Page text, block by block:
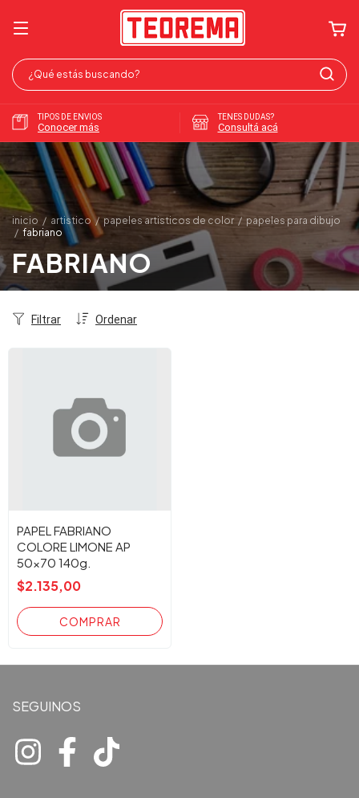
TIPOS DE ENVIOS
Conocer más
TENES DUDAS?
Consultá acá
inicio / artistico / papeles artisticos de color / papeles para dibujo
/ fabriano
FABRIANO
Ordenar
Filtrar
PAPEL FABRIANO
COLORE LIMONE AP
50x70 140g.
$2.135,00
SEGUINOS